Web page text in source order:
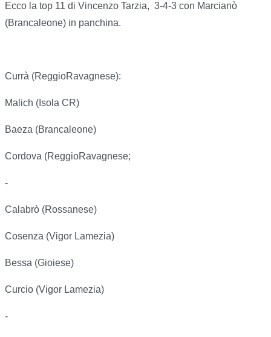
Ecco la top 11 di Vincenzo Tarzia, 3-4-3 con Marcianò
(Brancaleone) in panchina.
Currà (ReggioRavagnese):
Malich (Isola CR)
Baeza (Brancaleone)
Cordova (ReggioRavagnese;
-
Calabrò (Rossanese)
Cosenza (Vigor Lamezia)
Bessa (Gioiese)
Curcio (Vigor Lamezia)
-